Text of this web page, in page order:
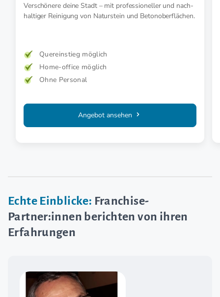
Verschönere deine Stadt – mit profes­sioneller und nach­
haltiger Reinigung von Naturstein und Betonoberflächen.
Quereinstieg möglich
Home-office möglich
Ohne Personal
Angebot ansehen
Echte Einblicke: Franchise-
Partner:innen berichten von ihren
Erfahrungen